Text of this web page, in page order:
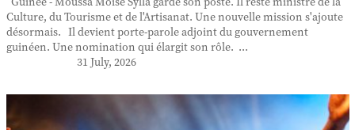
Culture, du Tourisme et de l'Artisanat. Une nouvelle mission s'ajoute
désormais. Il devient porte-parole adjoint du gouvernement
guinéen. Une nomination qui élargit son rôle. ...
31 July, 2026